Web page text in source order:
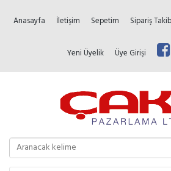
Anasayfa İletişim Sepetim Sipariş
Yeni Üyelik Üye Girişi